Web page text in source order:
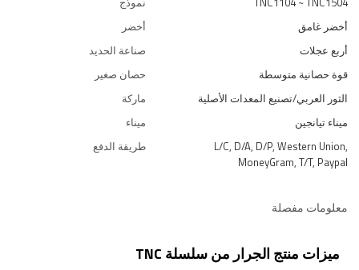
أخضر
أخضر غامق
صناعة الحديد
أربع عجلات
حصان صغير
قوة حصانية متوسطة
ماركة
الثور العربي/تصنيع المعدات الأصلية
ميناء
ميناء تيانجين
طريقة الدفع
L/C, D/A, D/P, Western Union,
MoneyGram, T/T, Paypal
معلومات مفصلة
ميزات منتج الجرار من سلسلة TNC